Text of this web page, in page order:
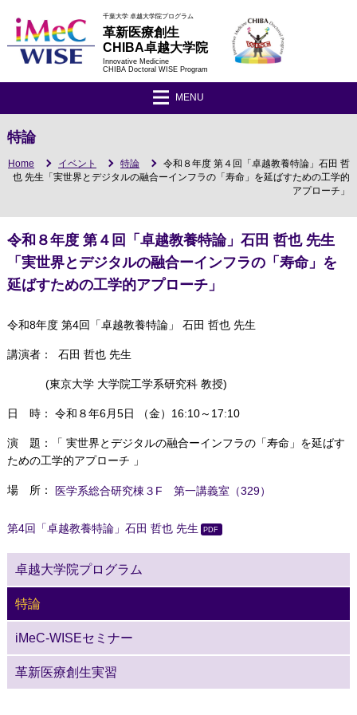
千葉大学 卓越大学院プログラム
革新医療創生
CHIBA卓越大学院
Innovative Medicine
CHIBA Doctoral WISE Program
MENU
特論
Home イベント 特論
令和８年度 第４回「卓越教養特論」石田 哲
也 先生「実世界とデジタルの融合ーインフラの「寿命」を延ばすための工学的
アプローチ」
令和８年度 第４回「卓越教養特論」石田 哲也 先生
「実世界とデジタルの融合ーインフラの「寿命」を
延ばすための工学的アプローチ」
令和8年度 第4回「卓越教養特論」 石田 哲也先生
講演者： 石田 哲也先生
(東京大学 大学院工学系研究科 教授)
日 時： 令和８年6月5日 （金）16:10～17:10
演 題：「 実世界とデジタルの融合ーインフラの「寿命」を延ばす
ための工学的アプローチ 」
場 所： 医学系総合研究棟３F 第一講義室（329）
第4回「卓越教養特論」石田 哲也 先生
卓越大学院プログラム
特論
iMeC-WISEセミナー
革新医療創生実習